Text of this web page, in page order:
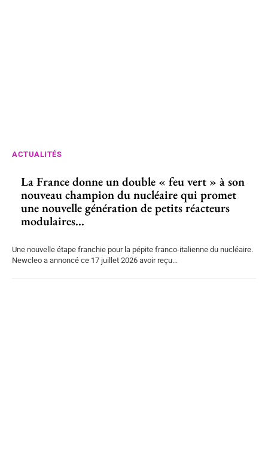
ACTUALITÉS
La France donne un double « feu vert » à son
nouveau champion du nucléaire qui promet
une nouvelle génération de petits réacteurs
modulaires...
Une nouvelle étape franchie pour la pépite franco-italienne du nucléaire.
Newcleo a annoncé ce 17 juillet 2026 avoir reçu...